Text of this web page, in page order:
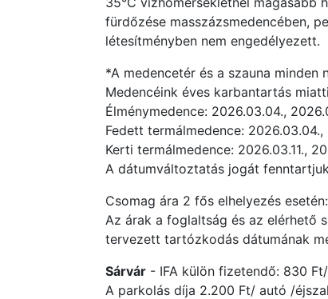
fürdőzése masszázsmedencében,
létesítményben nem engedélyezett.
*A medencetér és a szauna
Medencéink éves karbantartás
Élménymedence: 2026.03.04.,
Fedett termálmedence:
Kerti termálmedence: 2026.03.11.,
A dátumváltoztatás jogát
Csomag ára 2 fős elhelyezés
Az árak a foglaltság és az elérhető
tervezett tartózkodás dátumának
Sárvár - IFA külön fizetendő: 830
A parkolás díja 2.200 Ft/ autó /